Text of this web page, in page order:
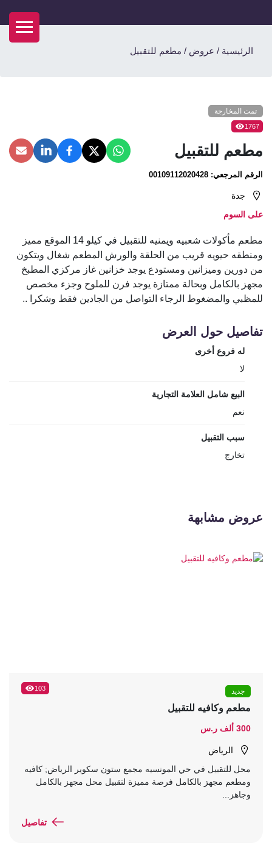
الرئيسية / عروض / مطعم للتقبيل
تمت المخارجة
1767
مطعم للتقبيل
الرقم المرجعي:
جدة
على السوم
مطعم مأكولات شعبيه ويمنيه للتقبيل في كيلو 14 الموقع مميز
ومنطقه حيويه قريب من الحلقة والورش المطعم شغال ويتكون
من دورين وميزانين ومستودع يوجد خزانين غاز مركزي المطبخ
مجهز بالكامل وبحالة ممتازة يوجد فرن للملوح وجزء مخصص
للمظبي والمضغوط الرجاء التواصل من الجادين فقط وشكرا ..
تفاصيل حول العرض
له فروع أخرى
لا
البيع شامل العلامة التجارية
نعم
سبب التقبيل
تخارج
عروض مشابهة
103 جديد
مطعم وكافيه للتقبيل
300 ألف ر.س
الرياض
محل للتقبيل في حي المونسيه مجمع ستون سكوير الرياض; كافيه
ومطعم مجهز بالكامل فرصة مميزة لتقبيل محل مجهز بالكامل
وجاهز...
تفاصيل